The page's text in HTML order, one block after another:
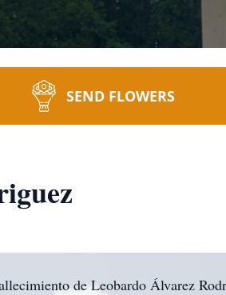
SEND FLOWERS
de Leobardo Álvarez